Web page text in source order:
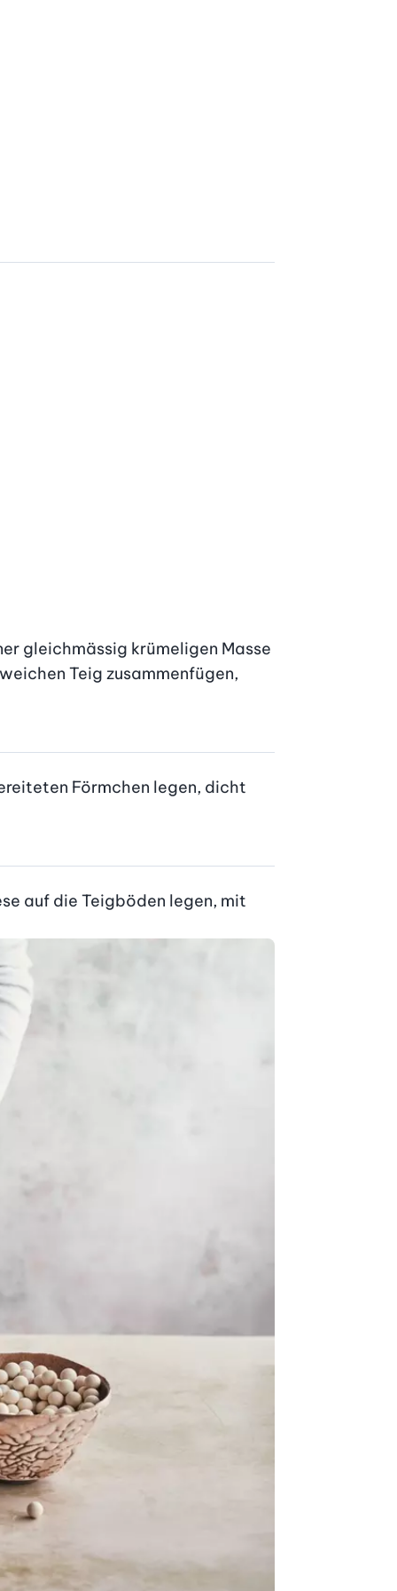
gleichmässig krümeligen Masse
Teig zusammenfügen,
Förmchen legen, dicht
auf die Teigböden legen, mit